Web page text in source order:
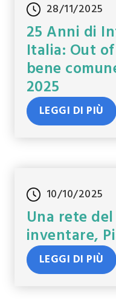
28/11/2025
25 Anni di
Italia: Out
bene
2025
LEGGI DI PIÙ
10/10/2025
Una rete
inventare,
LEGGI DI PIÙ